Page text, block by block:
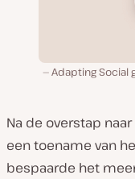
Adapting Social
Na de overstap
een toename van
bespaarde het